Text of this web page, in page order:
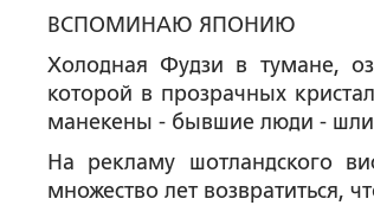
ВСПОМИНАЮ ЯПОНИЮ
Холодная Фудзи в тумане,
которой в прозрачных
манекены - бывшие люди - шли
На рекламу шотландского
множество лет возвратиться,